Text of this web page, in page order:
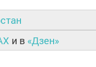
и в «Дзен»